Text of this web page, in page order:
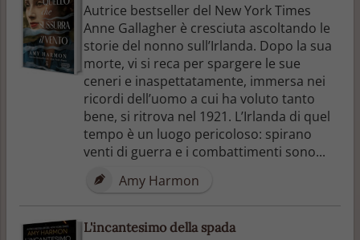
Autrice bestseller del New York Times
Anne Gallagher è cresciuta ascoltando le
storie del nonno sull’Irlanda. Dopo la sua
morte, vi si reca per spargere le sue
ceneri e inaspettatamente, immersa nei
ricordi dell’uomo a cui ha voluto tanto
bene, si ritrova nel 1921. L’Irlanda di quel
tempo è un luogo pericoloso: spirano
venti di guerra e i combattimenti sono...
Amy Harmon
L'incantesimo della spada